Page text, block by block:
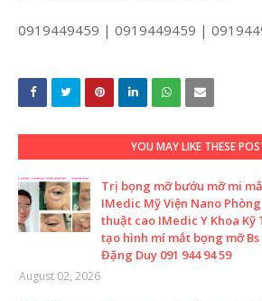
0919449459 | 0919449459 |
YOU MAY LIKE THESE
Trị bọng mỡ bướu mỡ mi
IMedic Mỹ Viện Nano
thuật cao IMedic Y Khoa Kỹ
tạo hình mí mắt bọng mỡ
Đặng Duy 091 944 94 59
August 02, 2026